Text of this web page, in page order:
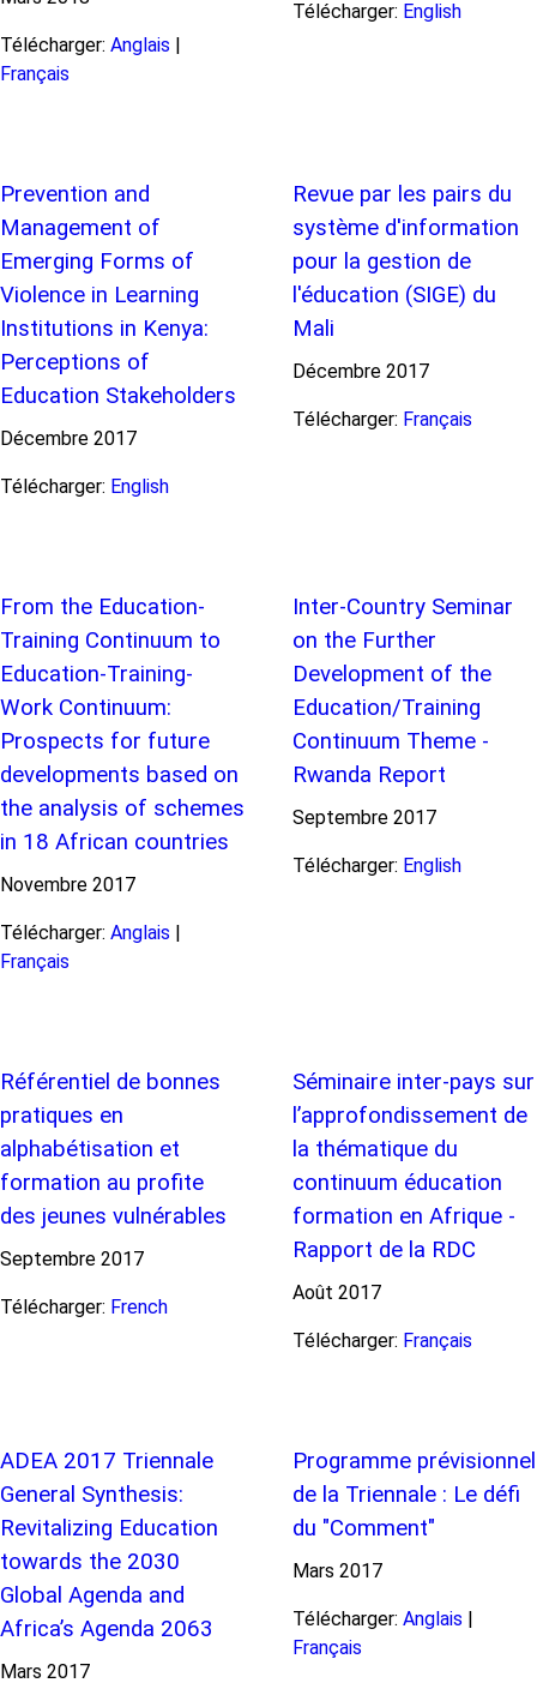
Télécharger: Anglais |
Français
Télécharger: English
Prevention and
Management of
Emerging Forms of
Violence in Learning
Institutions in Kenya:
Perceptions of
Education Stakeholders
Décembre 2017
Télécharger: English
Revue par les pairs du
système d'information
pour la gestion de
l'éducation (SIGE) du
Mali
Décembre 2017
Télécharger: Français
From the Education-
Training Continuum to
Education-Training-
Work Continuum:
Prospects for future
developments based on
the analysis of schemes
in 18 African countries
Novembre 2017
Télécharger: Anglais |
Français
Inter-Country Seminar
on the Further
Development of the
Education/Training
Continuum Theme -
Rwanda Report
Septembre 2017
Télécharger: English
Référentiel de bonnes
pratiques en
alphabétisation et
formation au profite
des jeunes vulnérables
Septembre 2017
Télécharger: French
Séminaire inter-pays sur
l’approfondissement de
la thématique du
continuum éducation
formation en Afrique -
Rapport de la RDC
Août 2017
Télécharger: Français
ADEA 2017 Triennale
General Synthesis:
Revitalizing Education
towards the 2030
Global Agenda and
Africa’s Agenda 2063
Mars 2017
Programme prévisionnel
de la Triennale : Le défi
du "Comment"
Mars 2017
Télécharger: Anglais |
Français